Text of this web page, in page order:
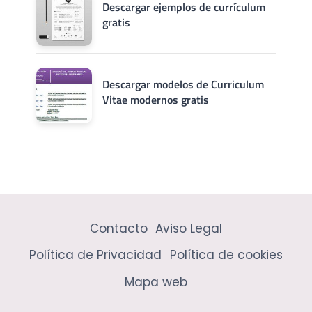
Descargar ejemplos de currículum
gratis
Descargar modelos de Curriculum
Vitae modernos gratis
Contacto Aviso Legal
Política de Privacidad Política de cookies
Mapa web